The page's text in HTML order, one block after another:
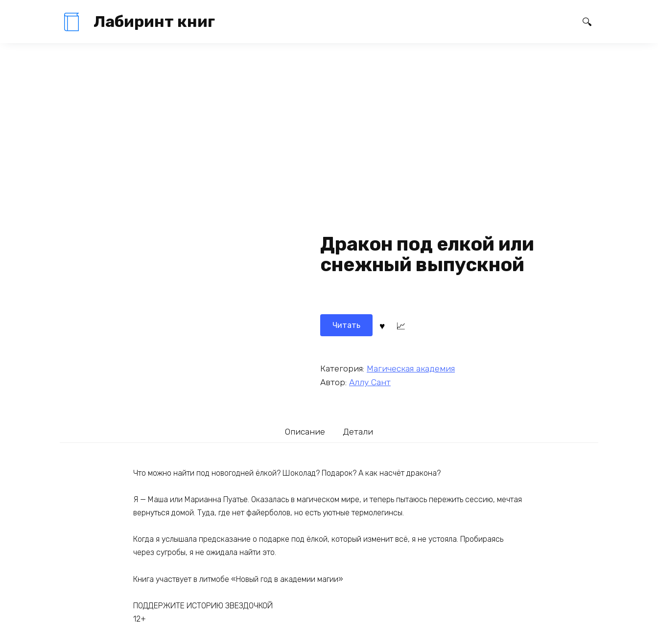
Лабиринт книг
Дракон под елкой или
снежный выпускной
Читать
Категория: Магическая академия
Автор: Аллу Сант
Описание Детали
Что можно найти под новогодней ёлкой? Шоколад? Подарок? А как насчёт дракона?
Я — Маша или Марианна Пуатье. Оказалась в магическом мире, и теперь пытаюсь пережить сессию, мечтая
вернуться домой. Туда, где нет файерболов, но есть уютные термолегинсы.
Когда я услышала предсказание о подарке под ёлкой, который изменит всё, я не устояла. Пробираясь
через сугробы, я не ожидала найти это.
Книга участвует в литмобе «Новый год в академии магии»
ПОДДЕРЖИТЕ ИСТОРИЮ ЗВЕЗДОЧКОЙ
12+